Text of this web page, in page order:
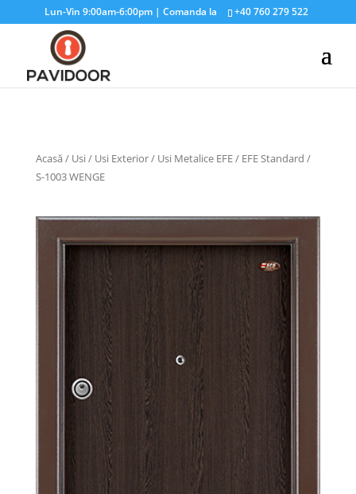
Lun-Vin 9:00am-6:00pm | Comanda la +40 760 279 522
Acasă/ Usi/ Usi Exterior/ Usi Metalice EFE/ EFE Standard /
S-1003 WENGE